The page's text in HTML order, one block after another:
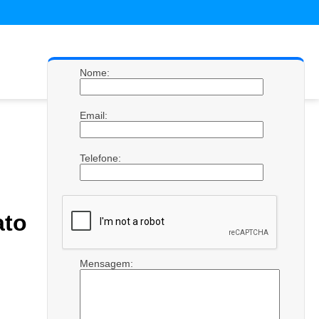
Nome:
Email:
Telefone:
Mensagem: